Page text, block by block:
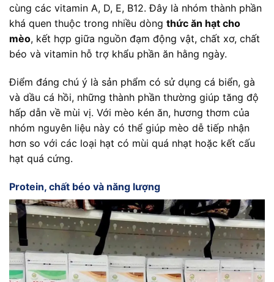
cùng các vitamin A, D, E, B12. Đây là nhóm thành phần
khá quen thuộc trong nhiều dòng thức ăn hạt cho
mèo, kết hợp giữa nguồn đạm động vật, chất xơ, chất
béo và vitamin hỗ trợ khẩu phần ăn hằng ngày.
Điểm đáng chú ý là sản phẩm có sử dụng cá biển, gà
và dầu cá hồi, những thành phần thường giúp tăng độ
hấp dẫn về mùi vị. Với mèo kén ăn, hương thơm của
nhóm nguyên liệu này có thể giúp mèo dễ tiếp nhận
hơn so với các loại hạt có mùi quá nhạt hoặc kết cấu
hạt quá cứng.
Protein, chất béo và năng lượng